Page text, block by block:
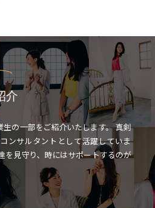
介
の一部をご紹介いたします。真剣
ンサルタントとして活躍していま
を見守り、時にはサポートするのが